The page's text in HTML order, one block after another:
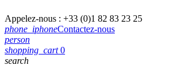
Appelez-nous : +33 (0)1 82 83 23 25
phone_iphoneContactez-nous
person
shopping_cart 0
search